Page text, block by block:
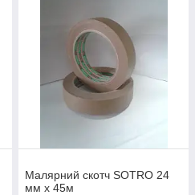
Малярний скотч SOTRO 24
мм х 45м